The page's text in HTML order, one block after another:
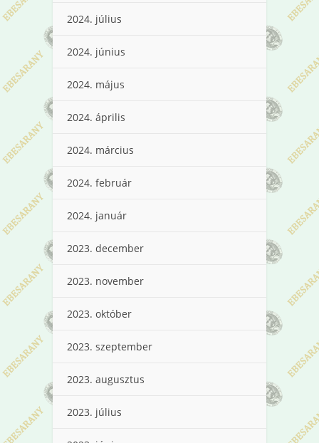
2024. július
2024. június
2024. május
2024. április
2024. március
2024. február
2024. január
2023. december
2023. november
2023. október
2023. szeptember
2023. augusztus
2023. július